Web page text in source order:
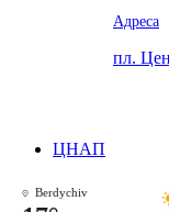
Адреса
пл.
ЦНАП
Berdychiv